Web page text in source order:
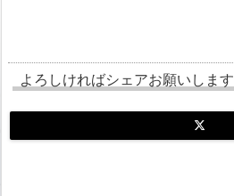
よろしければシェアお願いします